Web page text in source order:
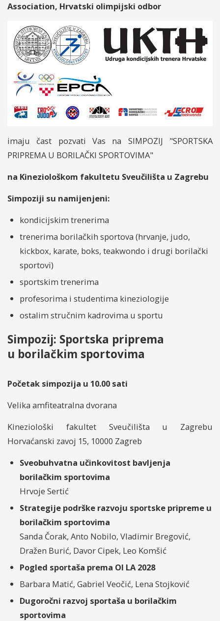
Association, Hrvatski olimpijski odbor
imaju čast pozvati Vas na SIMPOZIJ "SPORTSKA
PRIPREMA U BORILAČKI SPORTOVIMA"
na Kineziološkom fakultetu Sveučilišta u Zagrebu
Simpoziji su namijenjeni:
kondicijskim trenerima
trenerima borilačkih sportova (hrvanje, judo,
kickbox, karate, boks, teakwondo i drugi borilački
sportovi)
sportskim trenerima
profesorima i studentima kineziologije
ostalim stručnim kadrovima u sportu
Simpozij: Sportska priprema
u borilačkim sportovima
Početak simpozija u 10.00 sati
Velika amfiteatralna dvorana
Kineziološki fakultet Sveučilišta u Zagrebu
Horvaćanski zavoj 15, 10000 Zagreb
Sveobuhvatna učinkovitost bavljenja
borilačkim sportovima
Hrvoje Sertić
Strategije podrške razvoju sportske pripreme u
borilačkim sportovima
Sanda Čorak, Anto Nobilo, Vladimir Bregović,
Dražen Burić, Davor Cipek, Leo Komšić
Pogled sportaša prema OI LA 2028
Barbara Matić, Gabriel Veočić, Lena Stojković
Dugoročni razvoj sportaša u borilačkim
sportovima